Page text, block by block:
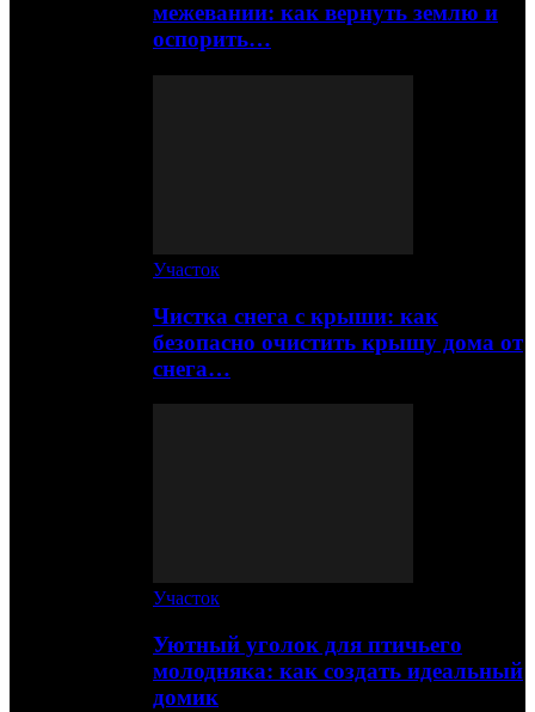
межевании: как вернуть землю и
оспорить…
Участок
Чистка снега с крыши: как
безопасно очистить крышу дома от
снега…
Участок
Уютный уголок для птичьего
молодняка: как создать идеальный
домик